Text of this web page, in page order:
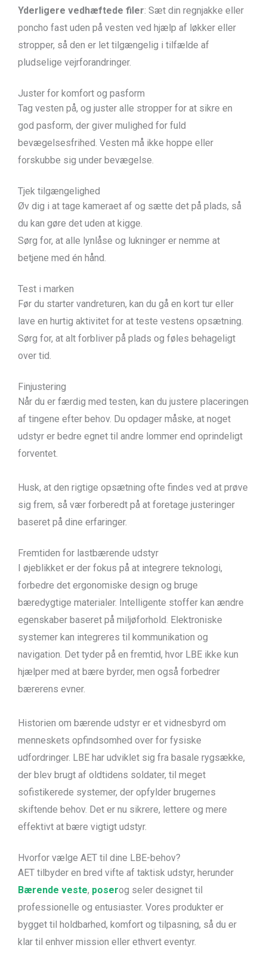
Yderligere vedhæftede filer: Sæt din regnjakke eller
poncho fast uden på vesten ved hjælp af løkker eller
stropper, så den er let tilgængelig i tilfælde af
pludselige vejrforandringer.
Juster for komfort og pasform
Tag vesten på, og juster alle stropper for at sikre en
god pasform, der giver mulighed for fuld
bevægelsesfrihed. Vesten må ikke hoppe eller
forskubbe sig under bevægelse.
Tjek tilgængelighed
Øv dig i at tage kameraet af og sætte det på plads, så
du kan gøre det uden at kigge.
Sørg for, at alle lynlåse og lukninger er nemme at
betjene med én hånd.
Test i marken
Før du starter vandreturen, kan du gå en kort tur eller
lave en hurtig aktivitet for at teste vestens opsætning.
Sørg for, at alt forbliver på plads og føles behageligt
over tid.
Finjustering
Når du er færdig med testen, kan du justere placeringen
af tingene efter behov. Du opdager måske, at noget
udstyr er bedre egnet til andre lommer end oprindeligt
forventet.
Husk, at den rigtige opsætning ofte findes ved at prøve
sig frem, så vær forberedt på at foretage justeringer
baseret på dine erfaringer.
Fremtiden for lastbærende udstyr
I øjeblikket er der fokus på at integrere teknologi,
forbedre det ergonomiske design og bruge
bæredygtige materialer. Intelligente stoffer kan ændre
egenskaber baseret på miljøforhold. Elektroniske
systemer kan integreres til kommunikation og
navigation. Det tyder på en fremtid, hvor LBE ikke kun
hjælper med at bære byrder, men også forbedrer
bærerens evner.
Historien om bærende udstyr er et vidnesbyrd om
menneskets opfindsomhed over for fysiske
udfordringer. LBE har udviklet sig fra basale rygsække,
der blev brugt af oldtidens soldater, til meget
sofistikerede systemer, der opfylder brugernes
skiftende behov. Det er nu sikrere, lettere og mere
effektivt at bære vigtigt udstyr.
Hvorfor vælge AET til dine LBE-behov?
AET tilbyder en bred vifte af taktisk udstyr, herunder
Bærende veste, poserog seler designet til
professionelle og entusiaster. Vores produkter er
bygget til holdbarhed, komfort og tilpasning, så du er
klar til enhver mission eller ethvert eventyr.